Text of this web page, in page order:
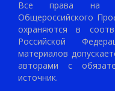
Все права на
Общероссийского
охраняются в
Российской
материалов
авторами с
источник.